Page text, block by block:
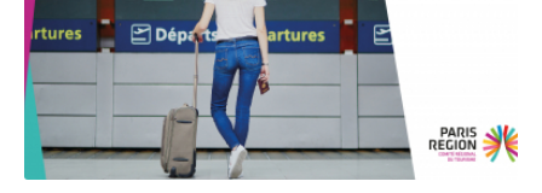
Bilan des actions de professionnalisation
Améliorer l’expérience de vos visiteurs
Besoins et attentes des visiteurs
Améliorer la qualité
Golfs
City Tours
Incentive et team building
Logistique